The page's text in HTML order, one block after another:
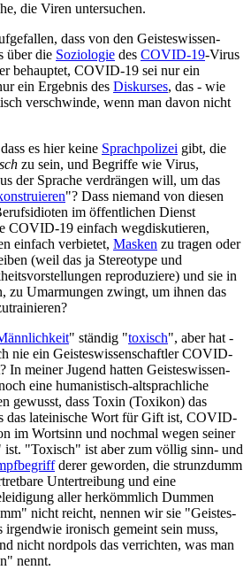
die Viren untersuchen.
dass von den Geistes­wissen­
über die Soziologie des COVID-19-Virus
behauptet, COVID-19 sei nur ein
ein Ergebnis des Diskurses, das - wie
verschwinde, wenn man davon nicht
es hier keine Sprachpolizei gibt, die
zu sein, und Begriffe wie Virus,
der Sprache verdrängen will, um das
"? Dass niemand von diesen
im öffentlichen Dienst
COVID-19 einfach wegdiskutieren,
einfach verbietet, Masken zu tragen oder
(weil das ja Stereotype und
reproduziere) und sie in
zu Umarmungen zwingt, um ihnen das
" ständig "toxisch", aber hat -
nie ein Geistes­wissen­schaftler COVID-
In meiner Jugend hatten Geistes­wissen­
eine humanistisch-altsprachliche
gewusst, dass Toxin (Toxikon) das
das lateinische Wort für Gift ist, COVID-
im Wortsinn und nochmal wegen seiner
"Toxisch" ist aber zum völlig sinn- und
derer geworden, die strunzdumm
Untertreibung und eine
aller herkömmlich Dummen
nicht reicht, nennen wir sie "Geistes­
irgendwie ironisch gemeint sein muss,
nicht nordpols das verrichten, was man
nennt.